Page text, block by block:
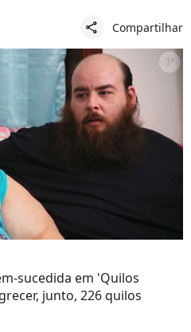
share Compartilhar
sucedida em 'Quilos
junto, 226 quilos